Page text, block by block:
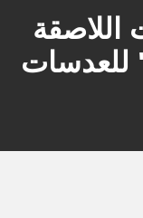
اللاصقة